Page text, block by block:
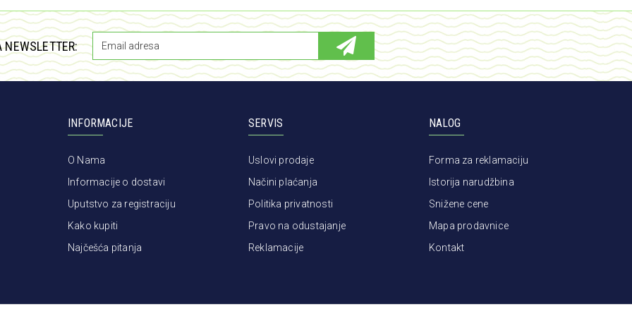
NEWSLETTER:
INFORMACIJE
O Nama
Informacije o dostavi
Uputstvo za registraciju
Kako kupiti
Najčešća pitanja
SERVIS
Uslovi prodaje
Načini plaćanja
Politika privatnosti
Pravo na odustajanje
Reklamacije
NALOG
Forma za reklamaciju
Istorija narudžbina
Snižene cene
Mapa prodavnice
Kontakt